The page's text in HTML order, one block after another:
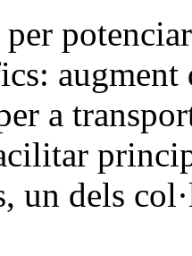
a
un dels